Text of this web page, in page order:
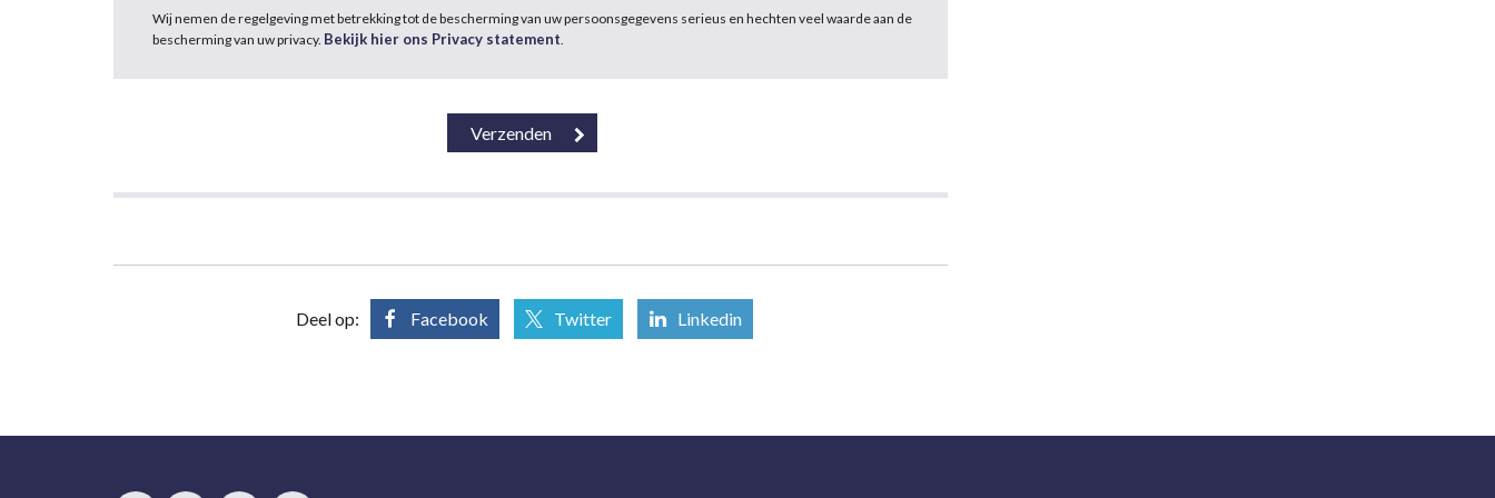
Wij nemen de regelgeving met betrekking tot de bescherming van uw persoonsgegevens serieus en hechten veel waarde aan de
bescherming van uw privacy. Bekijk hier ons Privacy statement.
Deel op: Facebook Twitter Linkedin